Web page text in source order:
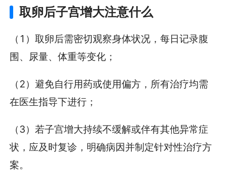
取卵后子宫增大注意什么
（1）取卵后需密切观察身体状况，每日记录腹
围、尿量、体重等变化；
（2）避免自行用药或使用偏方，所有治疗均需
在医生指导下进行；
（3）若子宫增大持续不缓解或伴有其他异常症
状，应及时复诊，明确病因并制定针对性治疗方
案。